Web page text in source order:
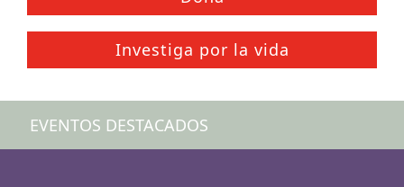
Investiga por la vida
EVENTOS DESTACADOS